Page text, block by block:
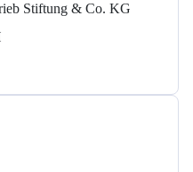
Stiftung & Co. KG